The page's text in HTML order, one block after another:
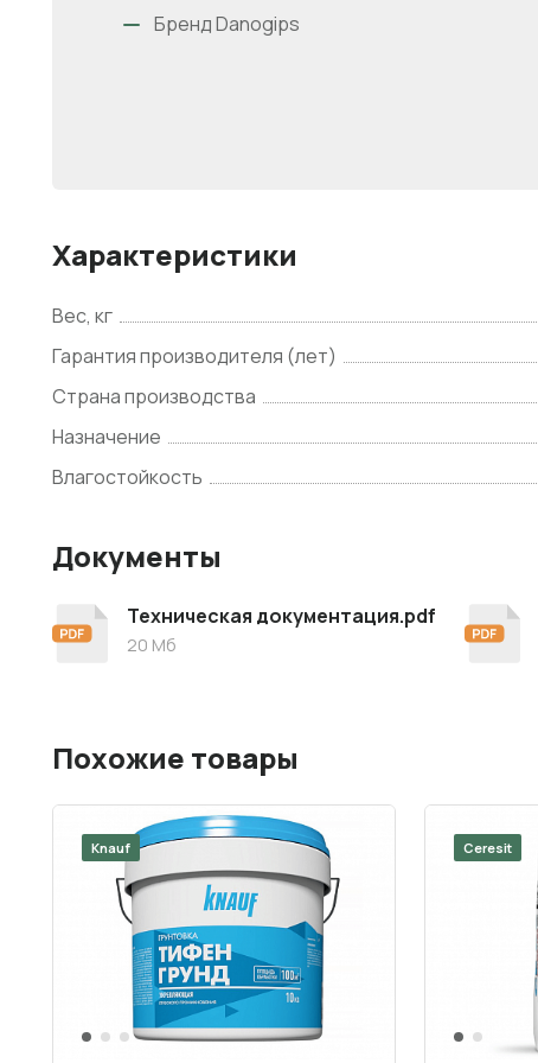
Бренд Danogips
Характеристики
Вес, кг
Гарантия производителя (лет)
Страна производства
Назначение
Влагостойкость
Документы
Техническая документация.pdf
20 Мб
Похожие товары
Knauf
1 2 3
Ceresit
1 2